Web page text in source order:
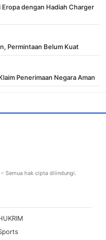
dengan Hadiah Charger
Permintaan Belum Kuat
Penerimaan Negara Aman
Semua hak cipta dilindungi.